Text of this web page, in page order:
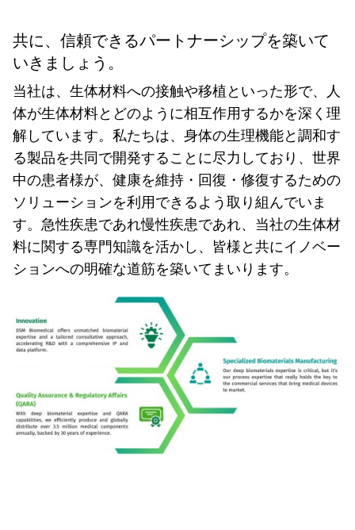
共に、信頼できるパートナーシップを築いて
いきましょう。
当社は、生体材料への接触や移植といった形で、人
体が生体材料とどのように相互作用するかを深く理
解しています。私たちは、身体の生理機能と調和す
る製品を共同で開発することに尽力しており、世界
中の患者様が、健康を維持・回復・修復するための
ソリューションを利用できるよう取り組んでいま
す。急性疾患であれ慢性疾患であれ、当社の生体材
料に関する専門知識を活かし、皆様と共にイノベー
ションへの明確な道筋を築いてまいります。